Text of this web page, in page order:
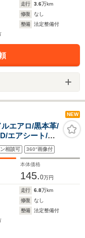
走行 3.6万km
修復
なし
整備
法定整備付
NEW
エアロ/黒本革/
エアシート/シ
イト/オートハ
コントロール
相談可 360°画像付
本体価格
145.0万円
走行 6.8万km
修復
なし
整備
法定整備付